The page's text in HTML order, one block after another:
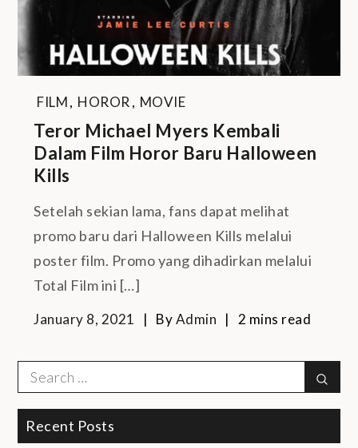
FILM, HOROR , MOVIE
Teror Michael Myers Kembali
Dalam Film Horor Baru Halloween
Kills
Setelah sekian lama, fans dapat melihat
promo baru dari Halloween Kills melalui
poster film. Promo yang dihadirkan melalui
Total Film ini […]
January 8, 2021 ByAdmin 2 mins read
Search
for:
Recent Posts